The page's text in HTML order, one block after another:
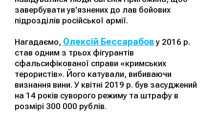
завербувати ув'язнених до лав бойових
підрозділів російської армії.
Нагадаємо, Олексій Бессарабову 2016 р.
став одним з трьох фігурантів
сфальсифікованої справи «кримських
терористів». Його катували, вибиваючи
визнання вини. У квітні 2019 р. був засуджений
на 14 років суворого режиму та штрафу в
розмірі 300 000 рублів.